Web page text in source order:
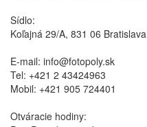
Sídlo:
Koľajná 29/A, 831 06 Bratislava
E-mail: info@fotopoly.sk
Tel: +421 2 43424963
Mobil: +421 905 724401
Otváracie hodiny: